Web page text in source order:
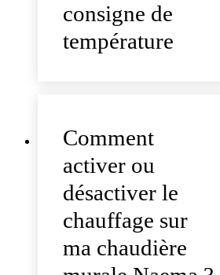
consigne de
température
Comment
activer ou
désactiver le
chauffage sur
ma chaudière